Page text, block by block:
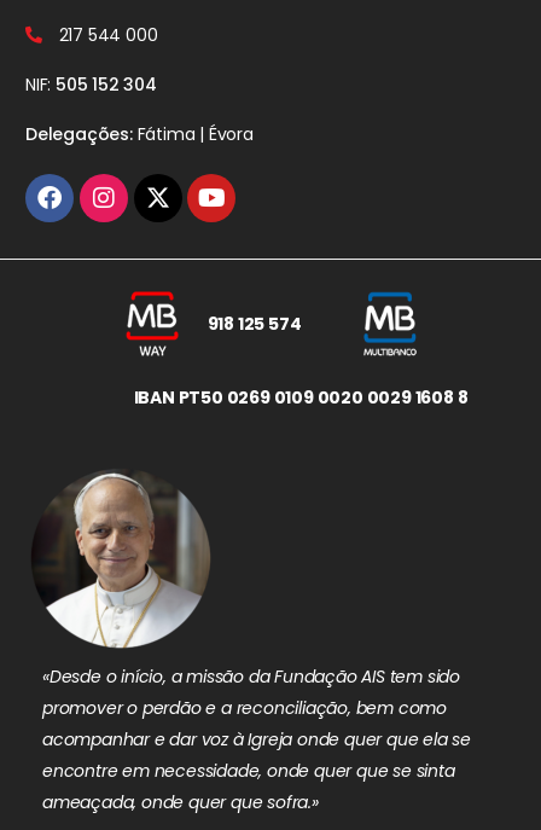
217 544 000
NIF: 505 152 304
Delegações:Fátima | Évora
918 125 574
IBAN PT50 0269 0109 0020 0029 1608 8
«Desde o início, a missão da Fundação AIS tem sido
promover o perdão e a reconciliação, bem como
acompanhar e dar voz à Igreja onde quer que ela se
encontre em necessidade, onde quer que se sinta
ameaçada, onde quer que sofra.»